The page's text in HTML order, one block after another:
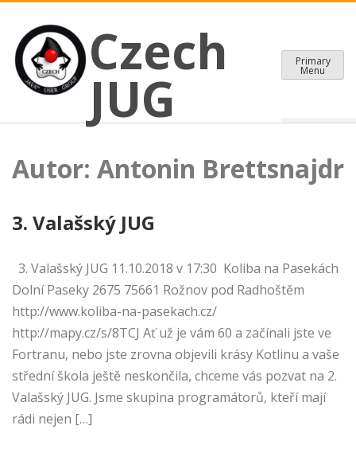
content
Czech JUG
CZECH JAVA USER GROUP
Czech
JUG
Primary
Menu
Autor: Antonin Brettsnajdr
3. Valašský JUG
3. Valašský JUG 11.10.2018 v 17:30 Koliba na Pasekách
Dolní Paseky 2675 75661 Rožnov pod Radhoštěm
http://www.koliba-na-pasekach.cz/
http://mapy.cz/s/8TCJ Ať už je vám 60 a začínali jste ve
Fortranu, nebo jste zrovna objevili krásy Kotlinu a vaše
střední škola ještě neskončila, chceme vás pozvat na 2.
Valašský JUG. Jsme skupina programátorů, kteří mají
rádi nejen […]